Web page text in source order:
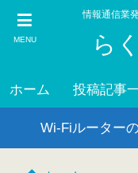
MENU
情報通信業
ら
ホーム 投稿記事
Wi-Fiルーター